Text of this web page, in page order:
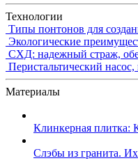
Технологии
Типы понтонов для
Экологические
СХД: надежный страж,
Перистальтический насос,
Материалы
Клинкерная плитка:
Слэбы из гранита.